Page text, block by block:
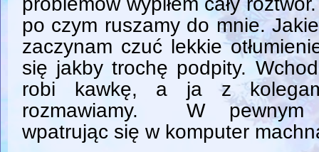
po czym ruszamy do mnie.
zaczynam czuć lekkie
się jakby trochę podpity.
robi kawkę, a ja z
rozmawiamy. W pewnym
wpatrując się w komputer